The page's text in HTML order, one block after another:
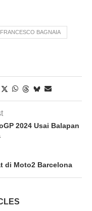
FRANCESCO BAGNAIA
2024 Usai Balapan
di Moto2 Barcelona